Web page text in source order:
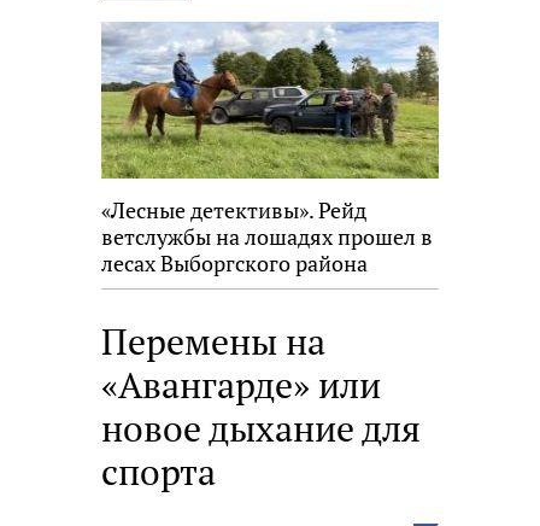
«Лесные детективы». Рейд
ветслужбы на лошадях прошел в
лесах Выборгского района
Перемены на
«Авангарде» или
новое дыхание для
спорта